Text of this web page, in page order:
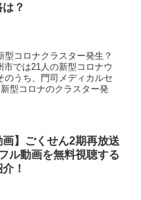
？
コロナクラスター発生？
では21人の新型コロナウ
のうち、門司メディカルセ
型コロナのクラスター発
画】ごくせん2期再放送
ル動画を無料視聴する
！